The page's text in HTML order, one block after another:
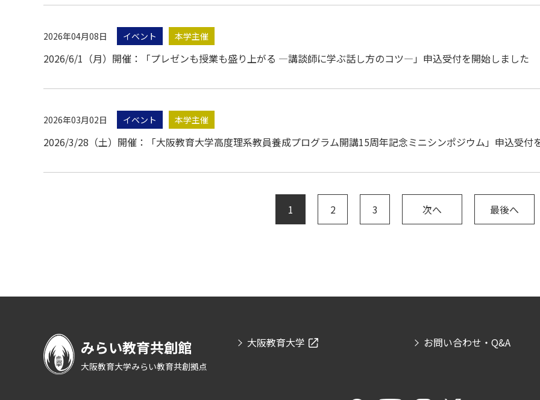
2026年04月08日 イベント 本学主催
2026/6/1（月）開催：「プレゼンも授業も盛り上がる ―講談師に学ぶ話し方のコツ―」申込受付を開始しました
2026年03月02日 イベント 本学主催
2026/3/28（土）開催：「大阪教育大学高度理系教員養成プログラム開講15周年記念ミニシンポジウム」申込受付
1 2 3 次へ 最後へ
みらい教育共創館
大阪教育大学みらい教育共創拠点
大阪教育大学 お問い合わせ・Q&A